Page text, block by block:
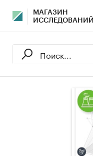
МАГАЗИН
ИССЛЕДОВАНИЙ